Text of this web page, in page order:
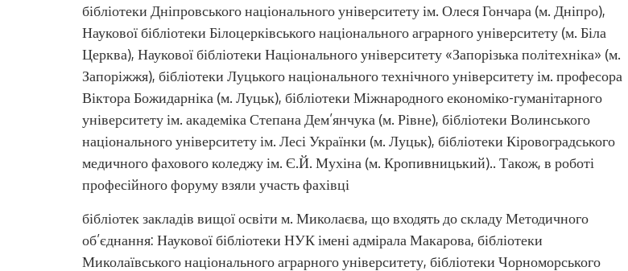
бібліотеки Дніпровського національного університету ім. Олеся Гончара (м. Дніпро),
Наукової бібліотеки Білоцерківського національного аграрного університету (м. Біла
Церква), Наукової бібліотеки Національного університету «Запорізька політехніка» (м.
Запоріжжя), бібліотеки Луцького національного технічного університету ім. професора
Віктора Божидарніка (м. Луцьк), бібліотеки Міжнародного економіко-гуманітарного
університету ім. академіка Степана Дем’янчука (м. Рівне), бібліотеки Волинського
національного університету ім. Лесі Українки (м. Луцьк), бібліотеки Кіровоградського
медичного фахового коледжу ім. Є.Й. Мухіна (м. Кропивницький).. Також, в роботі
професійного форуму взяли участь фахівці
бібліотек закладів вищої освіти м. Миколаєва, що входять до складу Методичного
об’єднання: Наукової бібліотеки НУК імені адмірала Макарова, бібліотеки
Миколаївського національного аграрного університету, бібліотеки Чорноморського